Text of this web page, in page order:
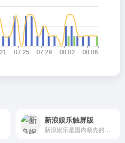
新浪娱乐触屏版